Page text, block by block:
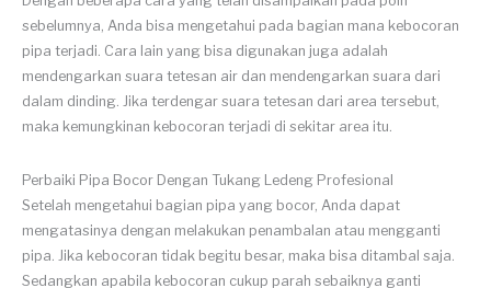
sebelumnya, Anda bisa mengetahui pada bagian mana kebocoran
pipa terjadi. Cara lain yang bisa digunakan juga adalah
mendengarkan suara tetesan air dan mendengarkan suara dari
dalam dinding. Jika terdengar suara tetesan dari area tersebut,
maka kemungkinan kebocoran terjadi di sekitar area itu.
Perbaiki Pipa Bocor Dengan Tukang Ledeng Profesional
Setelah mengetahui bagian pipa yang bocor, Anda dapat
mengatasinya dengan melakukan penambalan atau mengganti
pipa. Jika kebocoran tidak begitu besar, maka bisa ditambal saja.
Sedangkan apabila kebocoran cukup parah sebaiknya ganti